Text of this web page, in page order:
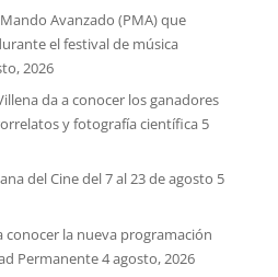
Avanzado (PMA) que
el festival de música
2026
da a conocer los ganadores
y fotografía científica 5
del Cine del 7 al 23 de agosto 5
conocer la nueva programación
Permanente4 agosto, 2026